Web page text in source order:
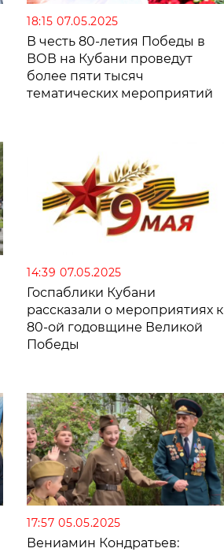
18:15 07.05.2025
В честь 80-летия Победы в
ВОВ на Кубани проведут
более пяти тысяч
тематических мероприятий
14:39 07.05.2025
Госпаблики Кубани
рассказали о мероприятиях к
80-ой годовщине Великой
Победы
17:57 05.05.2025
Вениамин Кондратьев: